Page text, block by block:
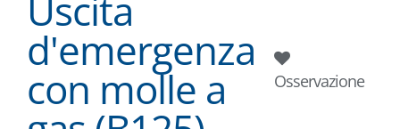
Uscita
d'emergenza
con molle a Osservazione